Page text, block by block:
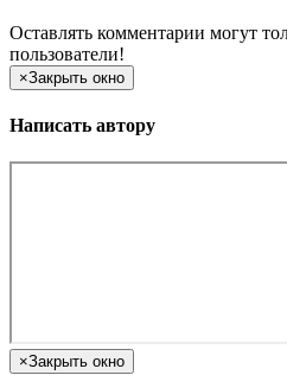
Оставлять комментарии могут
пользователи!
×Закрыть окно
Написать автору
×Закрыть окно